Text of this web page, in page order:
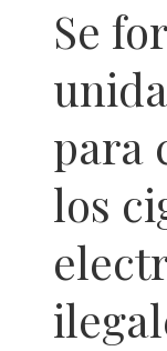
Se
para
los